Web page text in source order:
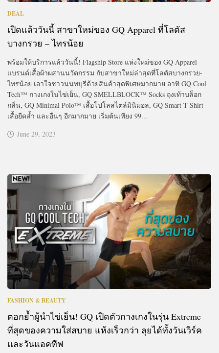
DEAL
เปิดแล้ววันนี้ สาขาใหม่ของ GQ Apparel ที่โลตัส
บางกรวย – ไทรน้อย
พร้อมให้บริการแล้ววันนี้! Flagship Store แห่งใหม่ของ GQ Apparel
แบรนด์เสื้อผ้าผสานนวัตกรรม กับสาขาใหม่ล่าสุดที่โลตัสบางกรวย-
ไทรน้อย เอาใจชาวนนทบุรีด้วยสินค้าสุดพิเศษมากมาย อาทิ GQ Cool
Tech™ กางเกงในไข่เย็น, GQ SMELLBLOCK™ Socks ถุงเท้าบล็อก
กลิ่น, GQ Minimal Polo™ เสื้อโปโลสไตล์มินิมอล, GQ Smart T-Shirt
เสื้อยืดล้ำ และอื่นๆ อีกมากมาย เริ่มต้นเพียง 99...
June 29, 2023
FASHION & BEAUTY
ตอกย้ำผู้นำไข่เย็น! GQ เปิดตัวกางเกงในรุ่น Extreme
ที่สุดของความใส่สบาย แห้งเร็วกว่า ลุยได้ทั้งวันเวิร์ค
เเละวันแอคทีฟ